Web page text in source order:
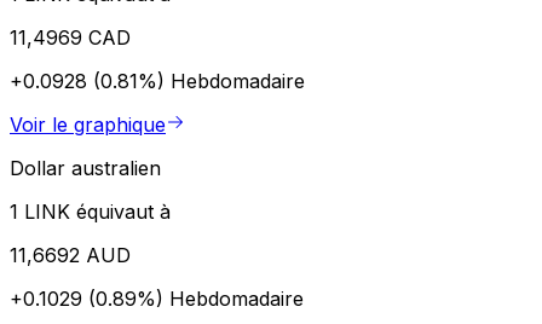
11,4969 CAD
+0.0928 (0.81%) Hebdomadaire
Voir le graphique
Dollar australien
1 LINK équivaut à
11,6692 AUD
+0.1029 (0.89%) Hebdomadaire